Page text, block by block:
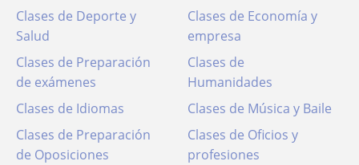
Clases de Deporte y
Salud
Clases de Economía y
empresa
Clases de Preparación
de exámenes
Clases de
Humanidades
Clases de Idiomas
Clases de Música y Baile
Clases de Preparación
de Oposiciones
Clases de Oficios y
profesiones